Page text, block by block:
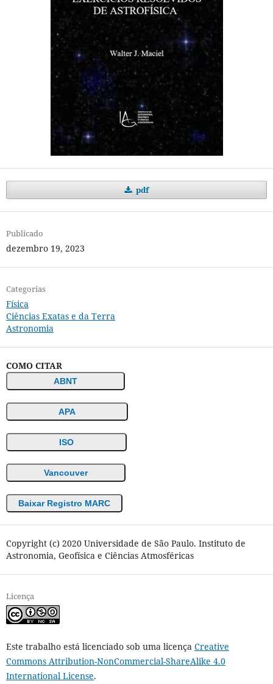
pdf
Publicado
dezembro 19, 2023
Categorias
Física
Ciências Exatas e da Terra
Astronomia
COMO CITAR
ABNT
APA
ISO
Vancouver
Baixar Registro MARC
Copyright (c) 2020 Universidade de São Paulo. Instituto de
Astronomia, Geofísica e Ciências Atmosféricas
Licença
Este trabalho está licenciado sob uma licença Creative
Commons Attribution-NonCommercial-ShareAlike 4.0
International License.